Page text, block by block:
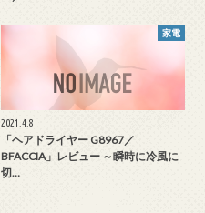
家電
2021.4.8
「ヘアドライヤー G8967／
BFACCIA」レビュー ～瞬時に冷風に
切…